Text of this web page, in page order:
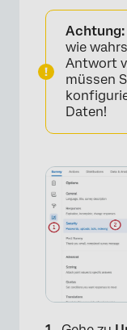
Achtung:
wie
Antwort
müssen
Daten!